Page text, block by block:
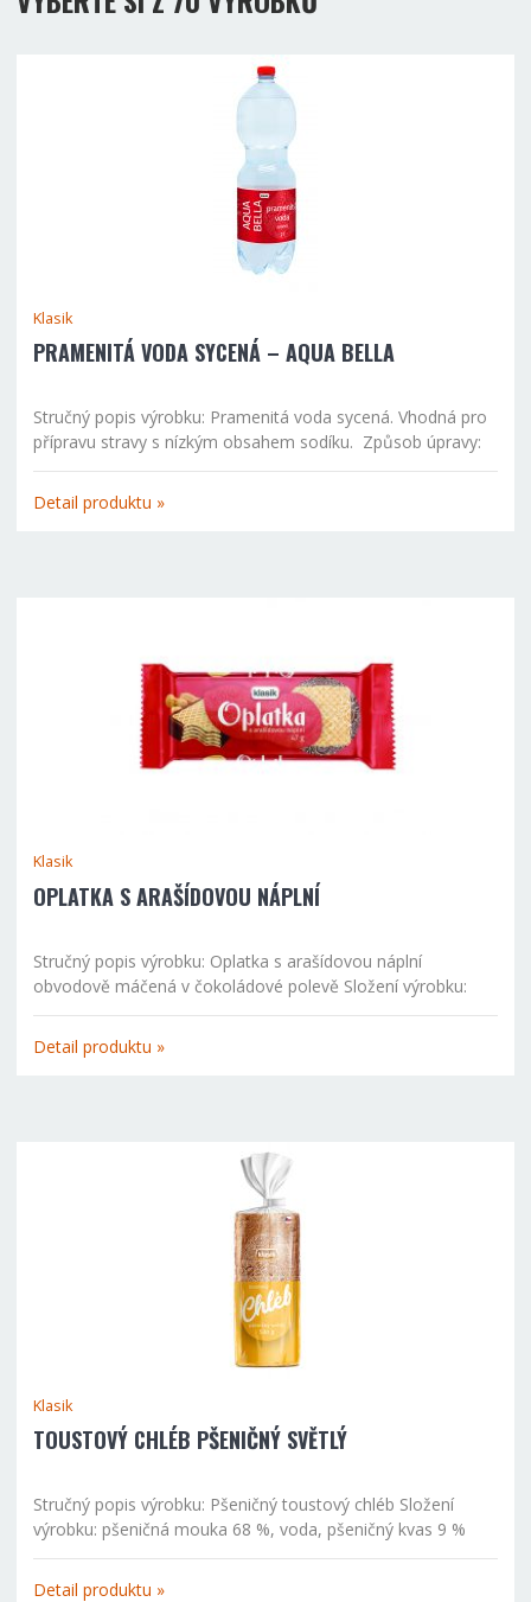
Klasik
PRAMENITÁ VODA SYCENÁ – AQUA BELLA
Stručný popis výrobku: Pramenitá voda sycená. Vhodná pro
přípravu stravy s nízkým obsahem sodíku. Způsob úpravy:
odstranění sloučenin železa filtrací. Název zdroje: Aqua Bella
Lokalita: Veselí nad Lužnicí – CHKO Třebňsko Složení...
Detail produktu »
Klasik
OPLATKA S ARAŠÍDOVOU NÁPLNÍ
Stručný popis výrobku: Oplatka s arašídovou náplní
obvodově máčená v čokoládové polevě Složení výrobku:
Náplň 69 % [rostlinné tuky (palmový, palmojádrový, shea
tuk v různém poměru), cukr, pražené arašídy 14 %, sušená...
Detail produktu »
Klasik
TOUSTOVÝ CHLÉB PŠENIČNÝ SVĚTLÝ
Stručný popis výrobku: Pšeničný toustový chléb Složení
výrobku: pšeničná mouka 68 %, voda, pšeničný kvas 9 %
(voda, pšeničná mouka, pšeničná kvasná kultura), droždí,
jedlá sůl s jódem (jedlá sůl, jodičnan draselný), řepkový...
Detail produktu »